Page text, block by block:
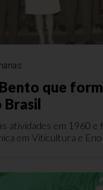
que
Brasil
atividades em 1960 e
em Viticultura e